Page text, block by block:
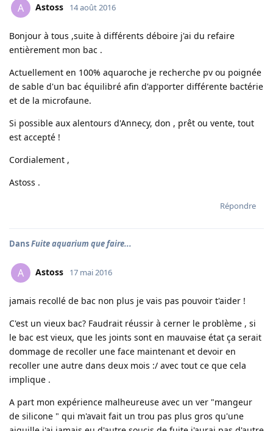
A Astoss 14 août 2016
Bonjour à tous ,suite à différents déboire j'ai du refaire
entièrement mon bac .
Actuellement en 100% aquaroche je recherche pv ou poignée
de sable d'un bac équilibré afin d'apporter différente bactérie
et de la microfaune.
Si possible aux alentours d'Annecy, don , prêt ou vente, tout
est accepté !
Cordialement ,
Astoss .
Répondre
DansFuite aquarium que faire...
A Astoss 17 mai 2016
jamais recollé de bac non plus je vais pas pouvoir t'aider !
C'est un vieux bac? Faudrait réussir à cerner le problème , si
le bac est vieux, que les joints sont en mauvaise état ça serait
dommage de recoller une face maintenant et devoir en
recoller une autre dans deux mois :/ avec tout ce que cela
implique .
A part mon expérience malheureuse avec un ver "mangeur
de silicone " qui m'avait fait un trou pas plus gros qu'une